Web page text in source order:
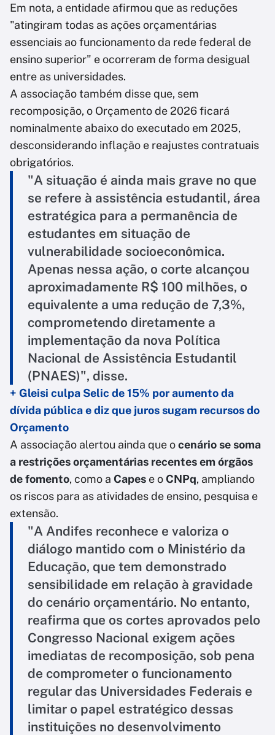
Em nota, a entidade afirmou que as reduções
"atingiram todas as ações orçamentárias
essenciais ao funcionamento da rede federal de
ensino superior" e ocorreram de forma desigual
entre as universidades.
A associação também disse que, sem
recomposição, o Orçamento de 2026 ficará
nominalmente abaixo do executado em 2025,
desconsiderando inflação e reajustes contratuais
obrigatórios.
"A situação é ainda mais grave no que
se refere à assistência estudantil, área
estratégica para a permanência de
estudantes em situação de
vulnerabilidade socioeconômica.
Apenas nessa ação, o corte alcançou
aproximadamente R$ 100 milhões, o
equivalente a uma redução de 7,3%,
comprometendo diretamente a
implementação da nova Política
Nacional de Assistência Estudantil
(PNAES)", disse.
+ Gleisi culpa Selic de 15% por aumento da
dívida pública e diz que juros sugam recursos do
Orçamento
A associação alertou ainda que ocenário se soma
a restrições orçamentárias recentes em órgãos
de fomento, como a Capes e oCNPq, ampliando
os riscos para as atividades de ensino, pesquisa e
extensão.
"A Andifes reconhece e valoriza o
diálogo mantido com o Ministério da
Educação, que tem demonstrado
sensibilidade em relação à gravidade
do cenário orçamentário. No entanto,
reafirma que os cortes aprovados pelo
Congresso Nacional exigem ações
imediatas de recomposição, sob pena
de comprometer o funcionamento
regular das Universidades Federais e
limitar o papel estratégico dessas
instituições no desenvolvimento